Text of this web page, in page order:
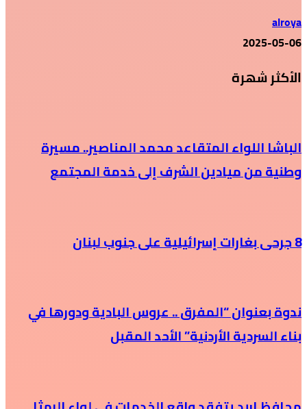
alroya
2025-05-06
الأكثر شهرة
الباشا اللواء المتقاعد محمد المناصير.. مسيرة
وطنية من ميادين الشرف إلى خدمة المجتمع
8 جرحى بغارات إسرائيلية على جنوب لبنان
ندوة بعنوان “المفرق .. عروس البادية ودورها في
بناء السردية الأردنية” الأحد المقبل